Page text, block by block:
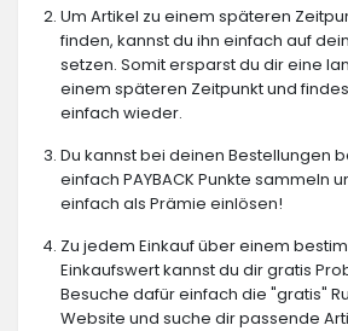
Um Artikel zu einem späteren
finden, kannst du ihn einfach auf
setzen. Somit ersparst du dir eine
einem späteren Zeitpunkt und
einfach wieder.
Du kannst bei deinen Bestellungen
einfach PAYBACK Punkte sammeln
einfach als Prämie einlösen!
Zu jedem Einkauf über einem
Einkaufswert kannst du dir gratis
Besuche dafür einfach die "gratis"
Website und suche dir passende